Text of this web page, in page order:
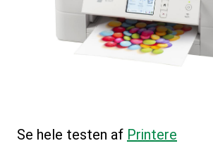
Se hele testen af Printere